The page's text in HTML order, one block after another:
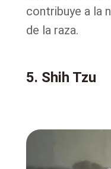
contribuye a la
de la raza.
5. Shih Tzu